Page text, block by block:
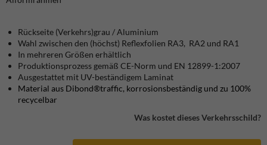
Rückseite (Verkehrs)grau / Aluminium
Wahl zwischen den (höchst) Reflexfolien RA3, RA2 und RA1
In mehreren Größen erhältlich
Produktionsprozess gemäß CE-Norm und EN 12899-1:2007
Ausgestattet mit UV-beständigem Laminat
Material aus Dibond®traffic, korrosionsbeständig und zu 100%
recycelbar
Was kostet dieses Verkehrsschild?